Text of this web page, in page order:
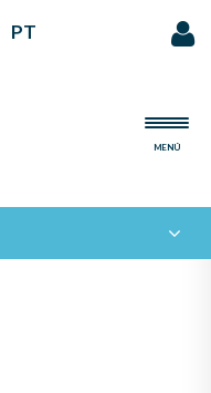
PT
MENÚ